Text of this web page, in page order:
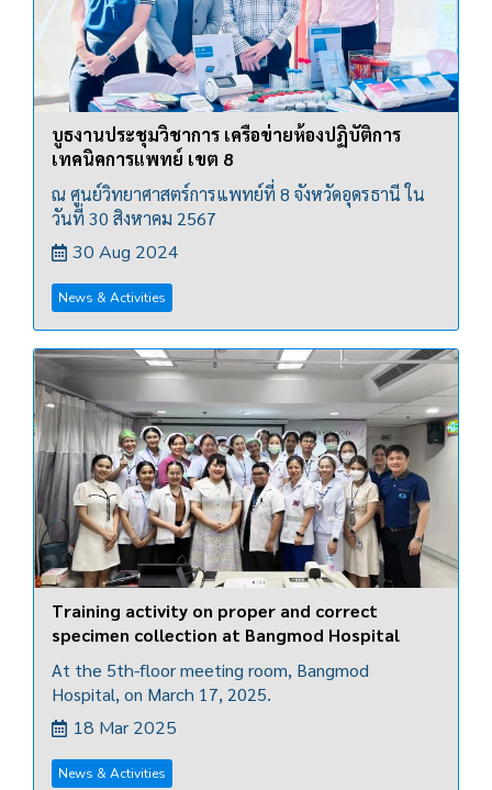
บูธงานประชุมวิชาการ เครือข่ายห้องปฏิบัติการ
เทคนิคการแพทย์ เขต 8
ณ ศูนย์วิทยาศาสตร์การแพทย์ที่ 8 จังหวัดอุดรธานี ใน
วันที่ 30 สิงหาคม 2567
30 Aug 2024
News & Activities
Training activity on proper and correct
specimen collection at Bangmod Hospital
At the 5th-floor meeting room, Bangmod
Hospital, on March 17, 2025.
18 Mar 2025
News & Activities